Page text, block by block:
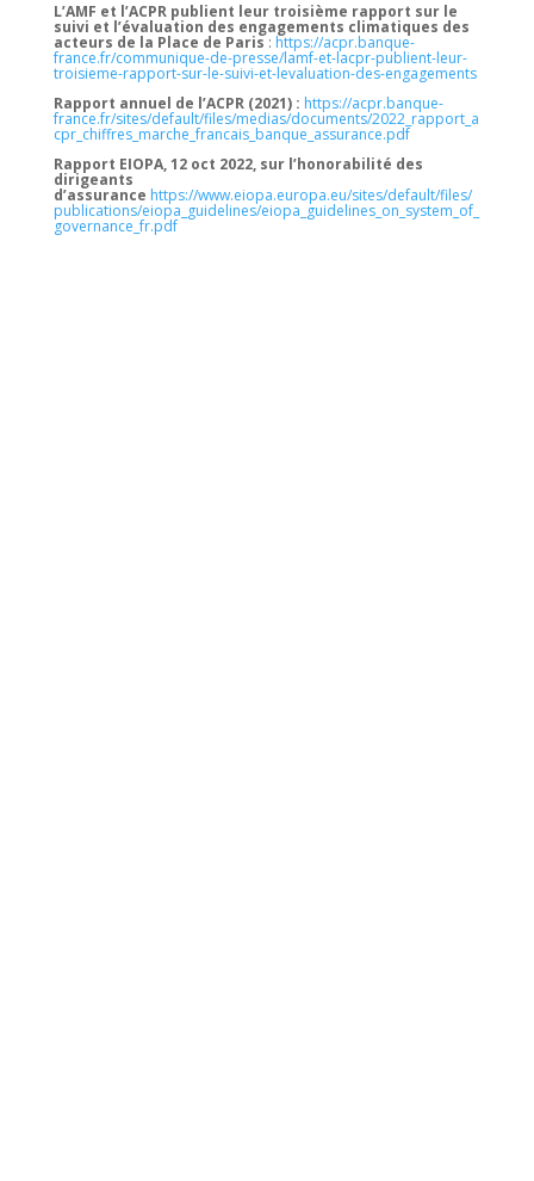
L’AMF et l’ACPR publient leur troisième rapport sur le
suivi et l’évaluation des engagements climatiques des
acteurs de la Place de Paris: https://acpr.banque-
france.fr/communique-de-presse/lamf-et-lacpr-publient-leur-
troisieme-rapport-sur-le-suivi-et-levaluation-des-engagements
Rapport annuel de l’ACPR (2021) : https://acpr.banque-
france.fr/sites/default/files/medias/documents/2022_rapport_a
cpr_chiffres_marche_francais_banque_assurance.pdf
Rapport EIOPA, 12 oct 2022, sur l’honorabilité des
dirigeants
d’assurance https://www.eiopa.europa.eu/sites/default/files/
publications/eiopa_guidelines/eiopa_guidelines_on_system_of_
governance_fr.pdf